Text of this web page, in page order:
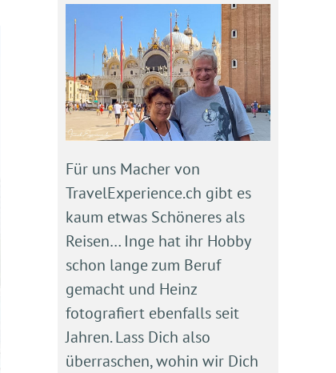
Für uns Macher von
TravelExperience.ch gibt es
kaum etwas Schöneres als
Reisen… Inge hat ihr Hobby
schon lange zum Beruf
gemacht und Heinz
fotografiert ebenfalls seit
Jahren. Lass Dich also
überraschen, wohin wir Dich